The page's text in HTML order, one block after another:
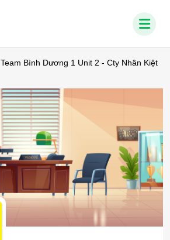
Team Bình Dương 1 Unit 2 - Cty Nhân Kiệt